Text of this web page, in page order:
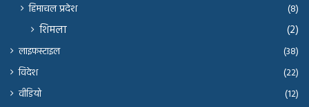
हिमाचल प्रदेश
(8)
शिमला (2)
लाइफस्टाइल
(38)
विदेश
(22)
वीडियो
(12)